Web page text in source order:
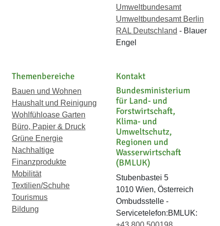
Umweltbundesamt
Umweltbundesamt Berlin
RAL Deutschland - Blauer
Engel
Themenbereiche
Bauen und Wohnen
Haushalt und Reinigung
Wohlfühloase Garten
Büro, Papier & Druck
Grüne Energie
Nachhaltige
Finanzprodukte
Mobilität
Textilien/Schuhe
Tourismus
Bildung
Kontakt
Bundesministerium
für Land- und
Forstwirtschaft,
Klima- und
Umweltschutz,
Regionen und
Wasserwirtschaft
(BMLUK)
Stubenbastei 5
1010 Wien, Österreich
Ombudsstelle -
Servicetelefon:BMLUK: